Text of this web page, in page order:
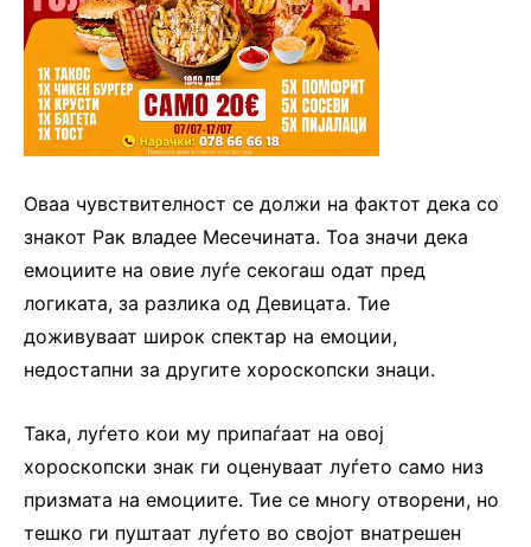
Оваа чувствителност се должи на фактот дека со
знакот Рак владее Месечината. Тоа значи дека
емоциите на овие луѓе секогаш одат пред
логиката, за разлика од Девицата. Тие
доживуваат широк спектар на емоции,
недостапни за другите хороскопски знаци.
Така, луѓето кои му припаѓаат на овој
хороскопски знак ги оценуваат луѓето само низ
призмата на емоциите. Тие се многу отворени, но
тешко ги пуштаат луѓето во својот внатрешен